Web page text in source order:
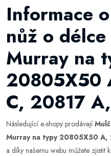
Informace
nůž o
Murray na
20805X50
C, 20817
Následující e-shopy prodávají
Murray na typy 20805X50
a díky našemu webu můžete zjistit